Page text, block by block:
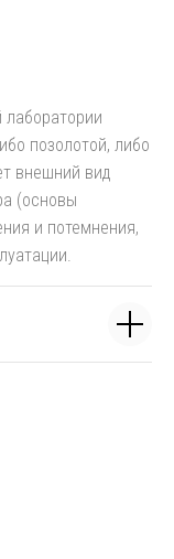
позолотой, либо
внешний вид
(основы
и потемнения,